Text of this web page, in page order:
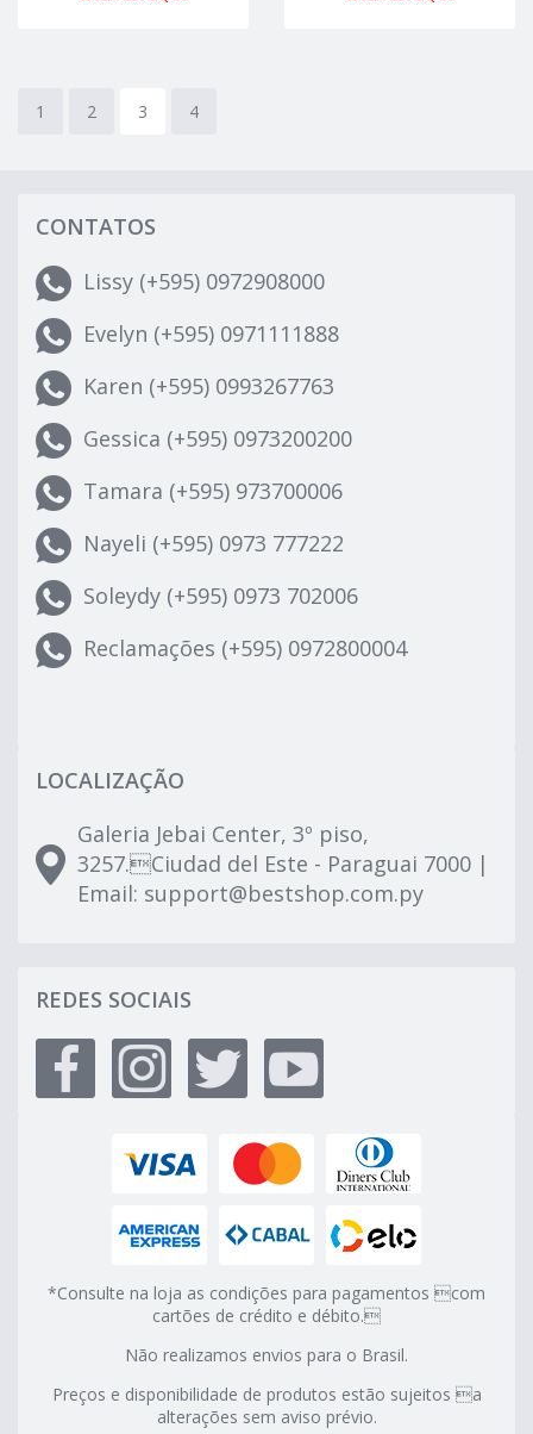
1 2 3 4
CONTATOS
Lissy (+595) 0972908000
Evelyn (+595) 0971111888
Karen (+595) 0993267763
Gessica (+595) 0973200200
Tamara (+595) 973700006
Nayeli (+595) 0973 777222
Soleydy (+595) 0973 702006
Reclamações (+595) 0972800004
LOCALIZAÇÃO
Galeria Jebai Center, 3º piso,
3257.Ciudad del Este - Paraguai 7000 |
Email: support@bestshop.com.py
REDES SOCIAIS
*Consulte na loja as condições para pagamentos com
cartões de crédito e débito.
Não realizamos envios para o Brasil.
Preços e disponibilidade de produtos estão sujeitos a
alterações sem aviso prévio.